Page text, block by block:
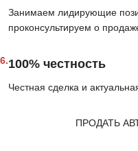
Занимаем лидирующие
проконсультируем о
6.100% честность
Честная сделка и
ПРОДАТЬ